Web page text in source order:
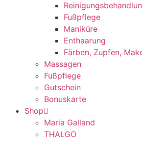
Fußpflege
Maniküre
Enthaarung
Färben, Zupfen,
Massagen
Fußpflege
Gutschein
Bonuskarte
Shop
Maria Galland
THALGO